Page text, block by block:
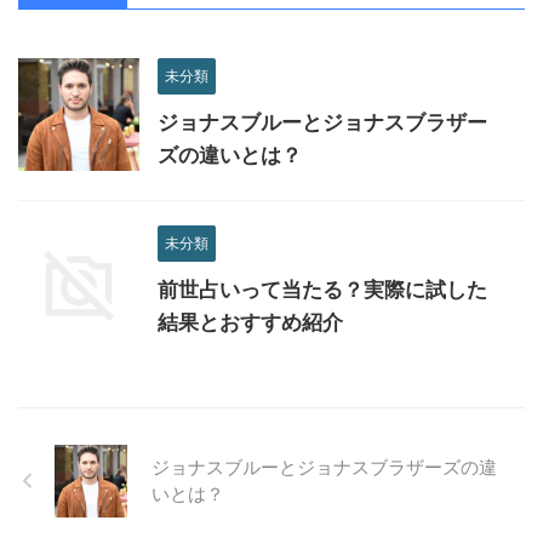
未分類
ジョナスブルーとジョナスブラザー
ズの違いとは？
未分類
前世占いって当たる？実際に試した
結果とおすすめ紹介
ジョナスブルーとジョナスブラザーズの違
いとは？